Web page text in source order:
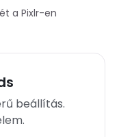
a Pixlr-en
beállítás.